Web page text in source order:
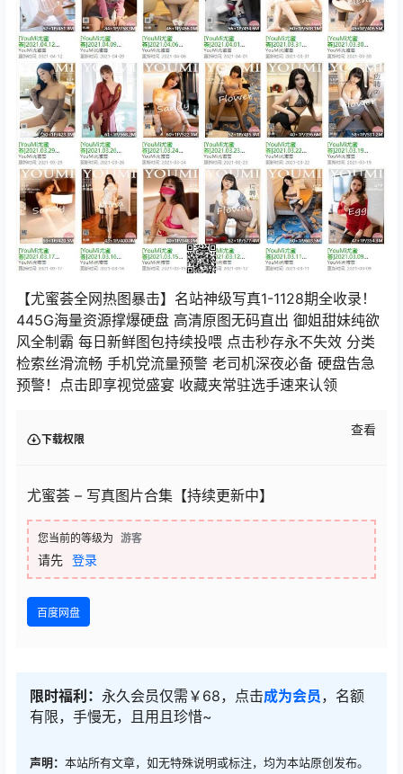
【尤蜜荟全网热图暴击】名站神级写真1-1128期全收录！
445G海量资源撑爆硬盘 高清原图无码直出 御姐甜妹纯欲
风全制霸 每日新鲜图包持续投喂 点击秒存永不失效 分类
检索丝滑流畅 手机党流量预警 老司机深夜必备 硬盘告急
预警！点击即享视觉盛宴 收藏夹常驻选手速来认领
下载权限
查看
尤蜜荟 – 写真图片合集【持续更新中】
您当前的等级为 游客
请先 登录
百度网盘
限时福利： 永久会员仅需￥68，点击成为会员，名额
有限，手慢无，且用且珍惜~
声明： 本站所有文章，如无特殊说明或标注，均为本站原创发布。